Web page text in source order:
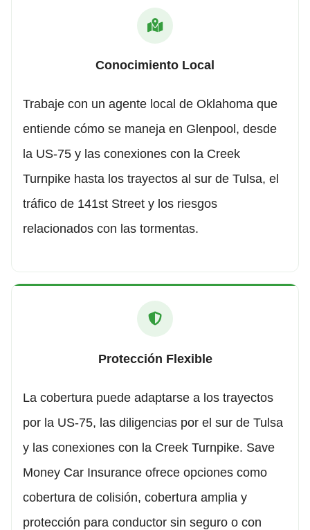
Conocimiento Local
Trabaje con un agente local de Oklahoma que
entiende cómo se maneja en Glenpool, desde
la US-75 y las conexiones con la Creek
Turnpike hasta los trayectos al sur de Tulsa, el
tráfico de 141st Street y los riesgos
relacionados con las tormentas.
Protección Flexible
La cobertura puede adaptarse a los trayectos
por la US-75, las diligencias por el sur de Tulsa
y las conexiones con la Creek Turnpike. Save
Money Car Insurance ofrece opciones como
cobertura de colisión, cobertura amplia y
protección para conductor sin seguro o con